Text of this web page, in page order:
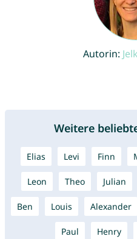
Autorin:
Weitere
Elias Levi Finn
Leon Theo Julian
Ben Louis Alexander
Paul Henry